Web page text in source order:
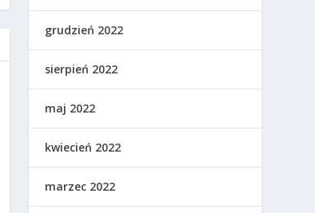
grudzień 2022
sierpień 2022
maj 2022
kwiecień 2022
marzec 2022